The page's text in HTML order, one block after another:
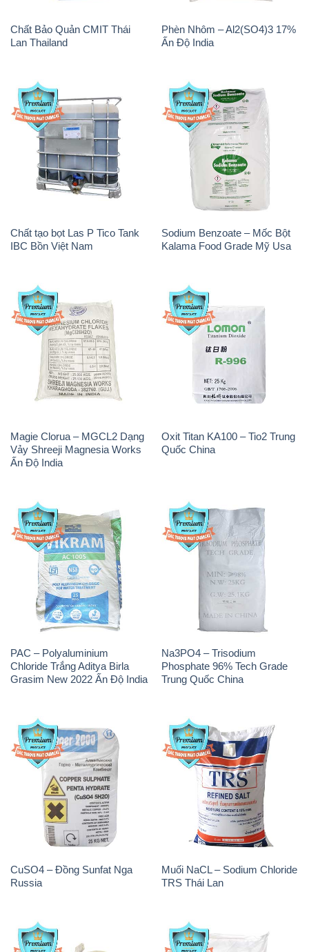
Chất Bảo Quản CMIT Thái
Lan Thailand
Phèn Nhôm – Al2(SO4)3 17%
Ấn Độ India
Chất tạo bọt Las P Tico Tank
IBC Bồn Việt Nam
Sodium Benzoate – Mốc Bột
Kalama Food Grade Mỹ Usa
Magie Clorua – MGCL2 Dạng
Vảy Shreeji Magnesia Works
Ấn Độ India
Oxit Titan KA100 – Tio2 Trung
Quốc China
PAC – Polyaluminium
Chloride Trắng Aditya Birla
Grasim New 2022 Ấn Độ India
Na3PO4 – Trisodium
Phosphate 96% Tech Grade
Trung Quốc China
CuSO4 – Đồng Sunfat Nga
Russia
Muối NaCL – Sodium Chloride
TRS Thái Lan